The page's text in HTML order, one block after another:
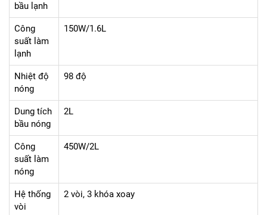
bầu lạnh
Công
suất làm
lạnh
150W/1.6L
Nhiệt độ
nóng
98 độ
Dung tích
bầu nóng
2L
Công
suất làm
nóng
450W/2L
Hệ thống
vòi
2 vòi, 3 khóa xoay